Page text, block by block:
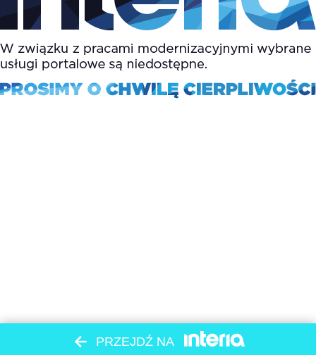
PRZEJDŹ NA